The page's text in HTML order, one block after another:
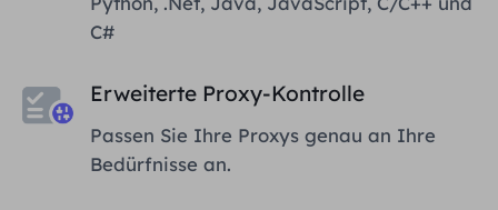
C#
Erweiterte Proxy-Kontrolle
Passen Sie Ihre Proxys genau an Ihre
Bedürfnisse an.